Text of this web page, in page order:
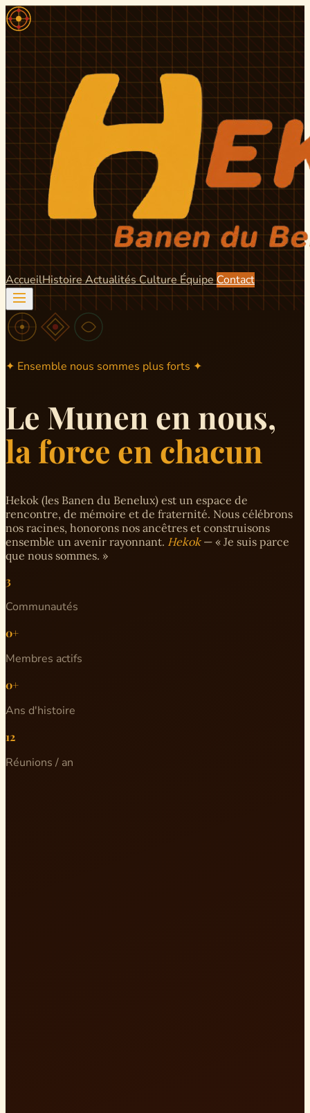
AccueilHistoire ActualitésCulture Équipe Contact
✦ Ensemble nous sommes plus forts ✦
Le Munen en nous,
la force en chacun
Hekok (les Banen du Benelux) est un espace de
rencontre, de mémoire et de fraternité. Nous célébrons
nos racines, honorons nos ancêtres et construisons
ensemble un avenir rayonnant. Hekok— « Je suis parce
que nous sommes. »
3
Communautés
0+
Membres actifs
0+
Ans d'histoire
12
Réunions / an